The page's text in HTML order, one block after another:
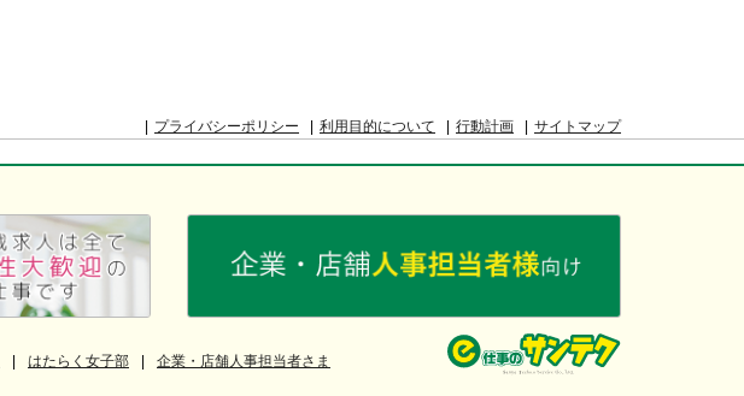
プライバシーポリシー 利用目的について 行動計画 サイトマップ
はたらく女子部 企業・店舗人事担当者さま